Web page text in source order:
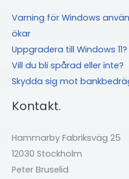
Varning för Windows
ökar
Uppgradera till Windows 11?
Vill du bli spårad eller inte?
Skydda sig mot
Kontakt.
Hammarby Fabriksväg 25
12030 Stockholm
Peter Bruselid